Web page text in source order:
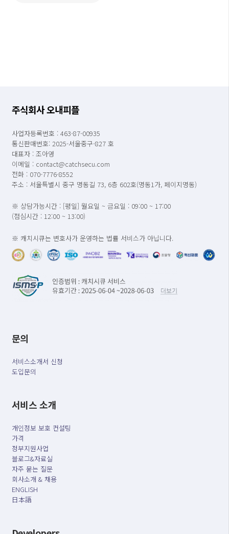
주식회사 오내피플
사업자등록번호 : 463-87-00935
통신판매번호: 2025-서울중구-827 호
대표자 : 조아영
이메일 : contact@catchsecu.com
전화 : 070-7776-8552
주소 : 서울특별시 중구 명동길 73, 6층 602호(명동1가, 페이지명동)
※ 상담가능시간 : [평일] 월요일 ~ 금요일 : 09:00 ~ 17:00
(점심시간 : 12:00 ~ 13:00)
※ 캐치시큐는 변호사가 운영하는 법률 서비스가 아닙니다.
문의
서비스소개서 신청
도입문의
서비스 소개
개인정보 보호 컨설팅
가격
정부지원사업
블로그&자료실
자주 묻는 질문
회사소개 & 채용
ENGLISH
日本語